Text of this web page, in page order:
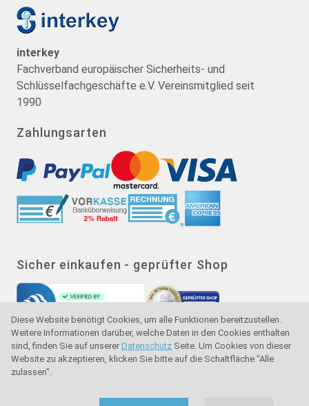
Diese Website benötigt Cookies, um alle Funktionen bereitzustellen.
Weitere Informationen darüber, welche Daten in den Cookies enthalten
sind, finden Sie auf unserer Datenschutz Seite. Um Cookies von dieser
Website zu akzeptieren, klicken Sie bitte auf die Schaltfläche "Alle
zulassen".
interkey
Fachverband europäischer Sicherheits- und
Schlüsselfachgeschäfte e.V. Vereinsmitglied seit
1990
Zahlungsarten
Sicher einkaufen - geprüfter Shop
Gütesiegel - Käuferschutz - Verbraucherschutz